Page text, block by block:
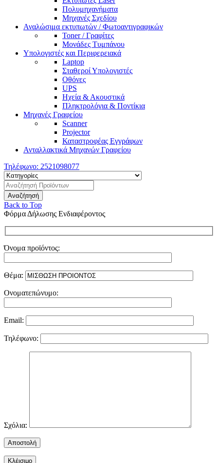
Πολυμηχανήματα
Μηχανές Σχεδίου
Αναλώσιμα εκτυπωτών / Φωτοαντιγραφικών
Toner / Γραφίτες
Μονάδες Τυμπάνου
Υπολογιστές και Περιφερειακά
Laptop
Σταθεροί Υπολογιστές
Οθόνες
UPS
Ηχεία & Ακουστικά
Πληκτρολόγια & Ποντίκια
Μηχανές Γραφείου
Scanner
Projector
Καταστροφέας Εγγράφων
Ανταλλακτικά Μηχανών Γραφείου
Τηλέφωνο: 2521098077
Back to Top
Φόρμα Δήλωσης Ενδιαφέροντος
Όνομα προϊόντος:
Θέμα:
Ονοματεπώνυμο:
Email:
Τηλέφωνο:
Σχόλια:
Κλέισιμο